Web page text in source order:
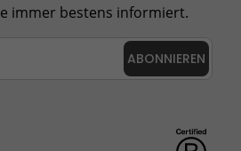
immer bestens informiert.
ABONNIEREN